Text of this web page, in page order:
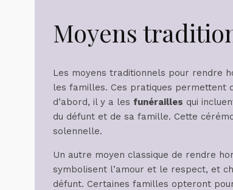
Moyens
Les moyens traditionnels pour rendre
les familles. Ces pratiques permettent
d’abord, il y a les funérailles qui
du défunt et de sa famille. Cette
solennelle.
Un autre moyen classique de rendre
symbolisent l’amour et le respect, et
défunt. Certaines familles opteront